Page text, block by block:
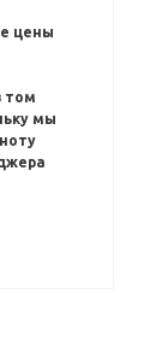
цены
том
мы